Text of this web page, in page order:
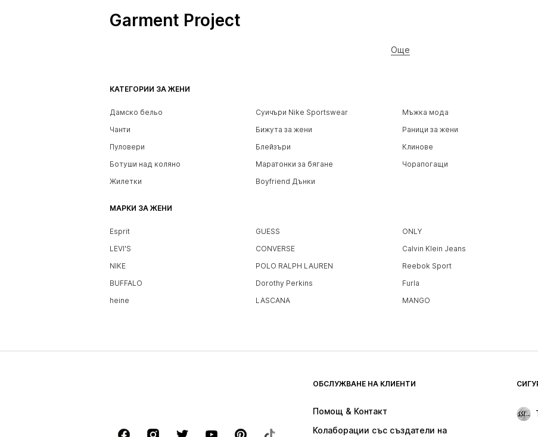
КАТЕГОРИИ ЗА ЖЕНИ
Дамско бельо Суичъри Nike Sportswear Мъжка мода
Чанти
Бижута за жени Раници за жени
Пуловери
Блейзъри Клинове
Ботуши над коляно
Маратонки за бягане Чорапогащи
Жилетки
Boyfriend Дънки
МАРКИ ЗА ЖЕНИ
Esprit GUESS ONLY
LEVI'S
CONVERSE Calvin Klein Jeans
NIKE
POLO RALPH LAUREN Reebok Sport
BUFFALO
Dorothy Perkins Furla
heine
LASCANA MANGO
ОБСЛУЖВАНЕ НА КЛИЕНТИ
Помощ & Контакт
Колаборации със създатели на
Garment Project
Още